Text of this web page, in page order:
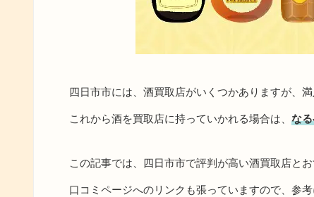
四日市市には、酒買取店がいくつかありますが、
これから酒を買取店に持っていかれる場合は、 な
この記事では、四日市市で評判が高い酒買取店と
口コミページへのリンクも張っていますので、参考